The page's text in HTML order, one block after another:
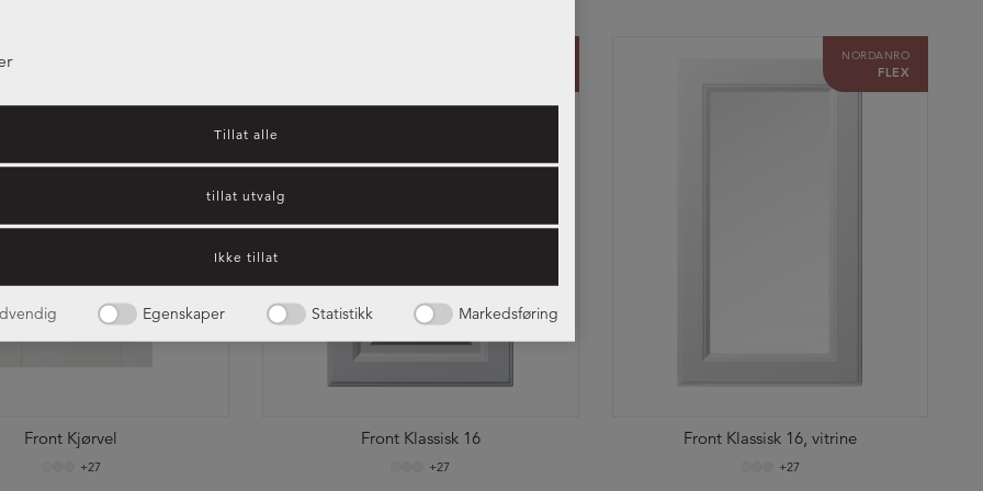
som de har samlet inn gjennom din bruk av tjenestene deres.
Tillat alle
tillat utvalg
Ikke tillat
Egenskaper Statistikk Markedsføring
Front Kjørvel
+27
Front Klassisk 16
+27
NORDANRO
FLEX
Front Klassisk 16, vitrine
+27